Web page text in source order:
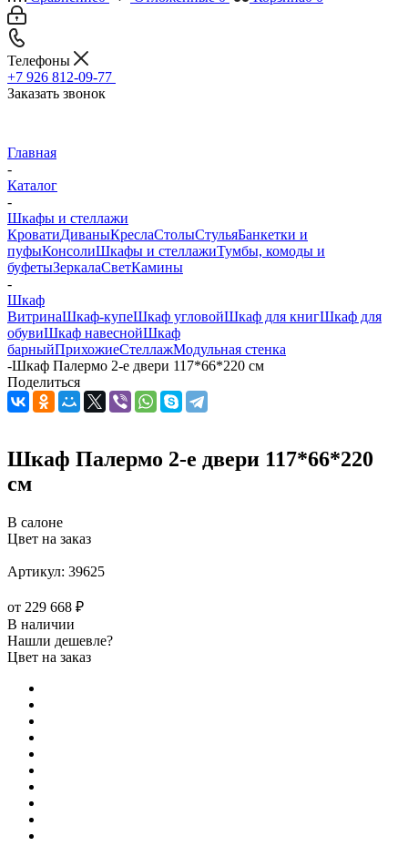
Телефоны
+7 926 812-09-77
Заказать звонок
Главная
-
Каталог
-
Шкафы и стеллажи
КроватиДиваныКреслаСтолыСтульяБанкетки и
пуфыКонсолиШкафы и стеллажиТумбы, комоды и
буфетыЗеркалаСветКамины
-
Шкаф
ВитринаШкаф-купеШкаф угловойШкаф для книгШкаф для
обувиШкаф навеснойШкаф
барныйПрихожиеСтеллажМодульная стенка
-Шкаф Палермо 2-е двери 117*66*220 см
Поделиться
Шкаф Палермо 2-е двери 117*66*220
см
В салоне
Цвет на заказ
Артикул: 39625
от 229 668 ₽
В наличии
Нашли дешевле?
Цвет на заказ